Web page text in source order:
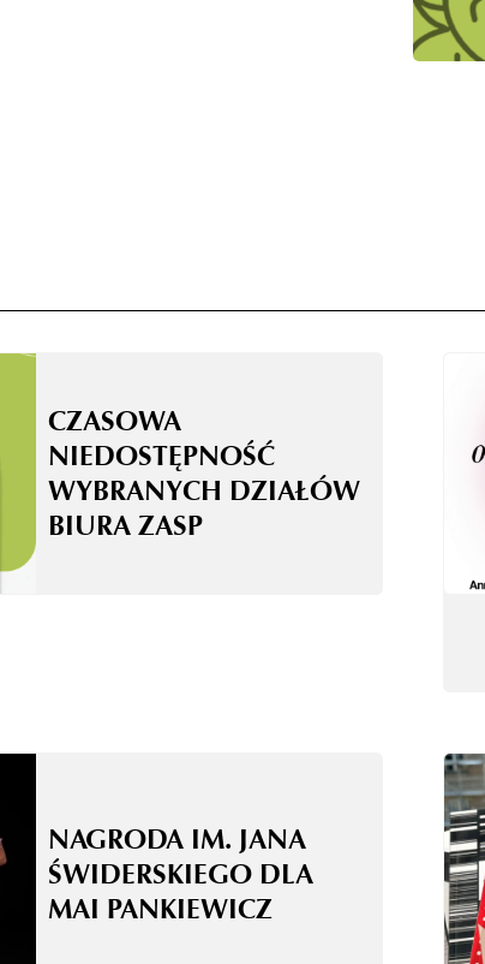
CZASOWA
NIEDOSTĘPNOŚĆ
WYBRANYCH DZIAŁÓW
BIURA ZASP
NAGRODA IM. JANA
ŚWIDERSKIEGO DLA
MAI PANKIEWICZ